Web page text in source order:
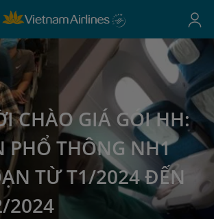
CHÀO GIÁ GÓI HH:
PHỔ THÔNG NH1
TỪ T1/2024 ĐẾN
2024